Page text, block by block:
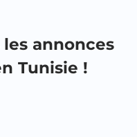
annonces
Tunisie !